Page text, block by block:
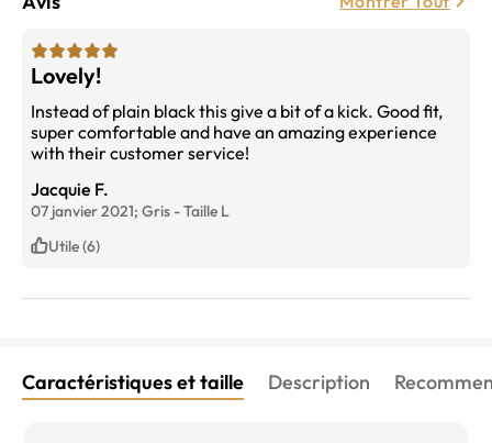
Lovely!
Instead of plain black this give a bit of a kick. Good fit,
super comfortable and have an amazing experience
with their customer service!
Jacquie F.
07 janvier 2021; Gris -Taille L
Utile (6)
Caractéristiques et taille Description